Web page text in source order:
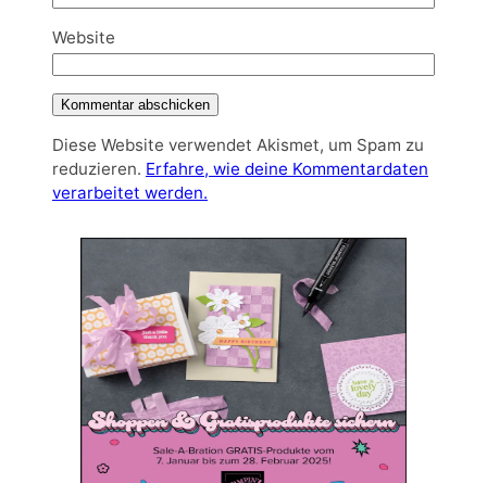
Website
Diese Website verwendet Akismet, um Spam zu
reduzieren. Erfahre, wie deine Kommentardaten
verarbeitet werden.